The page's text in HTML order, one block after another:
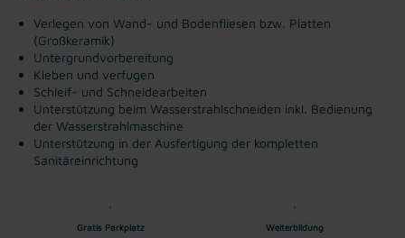
Verlegen von Wand- und Bodenfliesen bzw. Platten
(Großkeramik)
Untergrundvorbereitung
Kleben und verfugen
Schleif- und Schneidearbeiten
Unterstützung beim Wasserstrahlschneiden inkl. Bedienung
der Wasserstrahlmaschine
Unterstützung in der Ausfertigung der kompletten
Sanitäreinrichtung
Gratis Parkplatz Weiterbildung